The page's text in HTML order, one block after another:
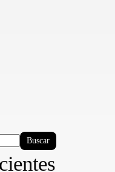
Buscar